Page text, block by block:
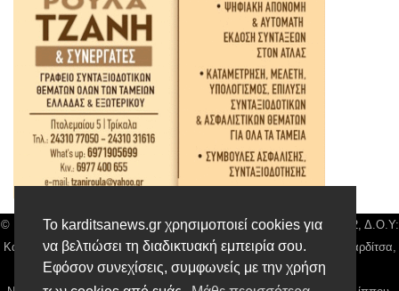
Το karditsanews.gr χρησιμοποιεί cookies για
να βελτιώσει τη διαδικτυακή εμπειρία σου.
Εφόσον συνεχίσεις, συμφωνείς με την χρήση
© Karditsa News | Διακριτικός Τίτλος: Orion Media, ΑΦΜ: 043750542, Δ.Ο.Υ:
Καρδίτσας, Αρ. Γεμή: 018804431000, Δ/νση: Διάκου 10 τ.κ 43132 Καρδίτσα,
Τηλ: 24410 42500, email:news@karditsanews.gr.